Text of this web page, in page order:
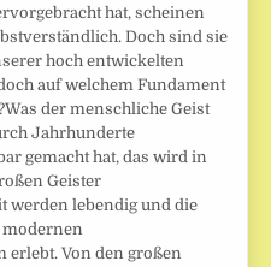
hat, scheinen
Doch sind sie
hoch entwickelten
auf welchem Fundament
der menschliche Geist
Jahrhunderte
gemacht hat, das wird in
Geister
werden lebendig und die
modernen
erlebt. Von den großen